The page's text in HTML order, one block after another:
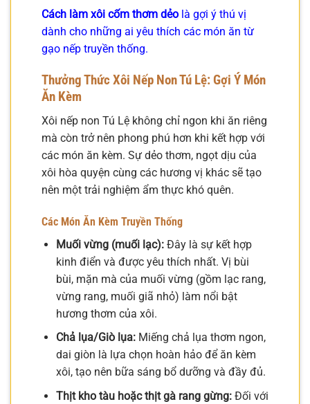
Cách làm xôi cốm thơm dẻo là gợi ý thú vị
dành cho những ai yêu thích các món ăn từ
gạo nếp truyền thống.
Thưởng Thức Xôi Nếp Non Tú Lệ: Gợi Ý Món
Ăn Kèm
Xôi nếp non Tú Lệ không chỉ ngon khi ăn riêng
mà còn trở nên phong phú hơn khi kết hợp với
các món ăn kèm. Sự dẻo thơm, ngọt dịu của
xôi hòa quyện cùng các hương vị khác sẽ tạo
nên một trải nghiệm ẩm thực khó quên.
Các Món Ăn Kèm Truyền Thống
Muối vừng (muối lạc):Đây là sự kết hợp
kinh điển và được yêu thích nhất. Vị bùi
bùi, mặn mà của muối vừng (gồm lạc rang,
vừng rang, muối giã nhỏ) làm nổi bật
hương thơm của xôi.
Chả lụa/Giò lụa:Miếng chả lụa thơm ngon,
dai giòn là lựa chọn hoàn hảo để ăn kèm
xôi, tạo nên bữa sáng bổ dưỡng và đầy đủ.
Thịt kho tàu hoặc thịt gà rang gừng:Đối với